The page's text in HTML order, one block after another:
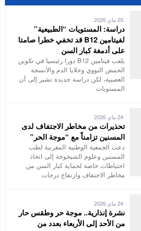
25 ماي 2026
دراسة: المستويات “الطبيعية”
لفيتامين B12 قد تخفي خطرا صامتا
على أدمغة كبار السن
يلعب فيتامين B12 دورا رئيسيا في تكوين
الحمض النووي وخلايا الدم والأنسجة
العصبية، لكن دراسة جديدة تشير إلى أن
المستويات
24 ماي 2026
تحذيرات من مخاطر الاجتفاف لدى
المسنين تزامناً مع “موجة الحر”
دعت الجمعية الوطنية المغربية لطب
المسنين وعلوم الشيخوخة إلى اتخاذ
احتياطات خاصة لحماية كبار السن من
مخاطر الاجتفاف وارتفاع درجات
24 ماي 2026
نشرة إنذارية.. موجة حر وطقس حار
من الأحد إلى الأربعاء بعدد من